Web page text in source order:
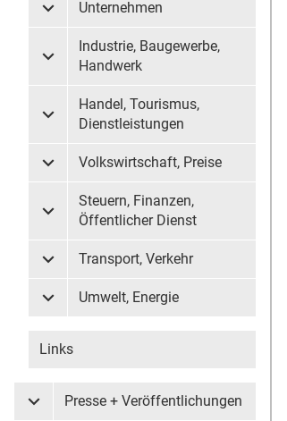
Untermenü Unternehmen
Unternehmen
Untermenü Industrie, Baugewerbe,
Industrie, Baugewerbe,
Handwerk
Untermenü Handel, Tourismus,
Handel, Tourismus,
Dienstleistungen
Untermenü Volkswirtschaft, Preise
Volkswirtschaft, Preise
Untermenü Steuern, Finanzen,
Steuern, Finanzen,
Öffentlicher Dienst
Untermenü Transport, Verkehr
Transport, Verkehr
Untermenü Umwelt, Energie
Umwelt, Energie
Links
Untermenü Presse + Veröffentlichungen
Presse + Veröffentlichungen